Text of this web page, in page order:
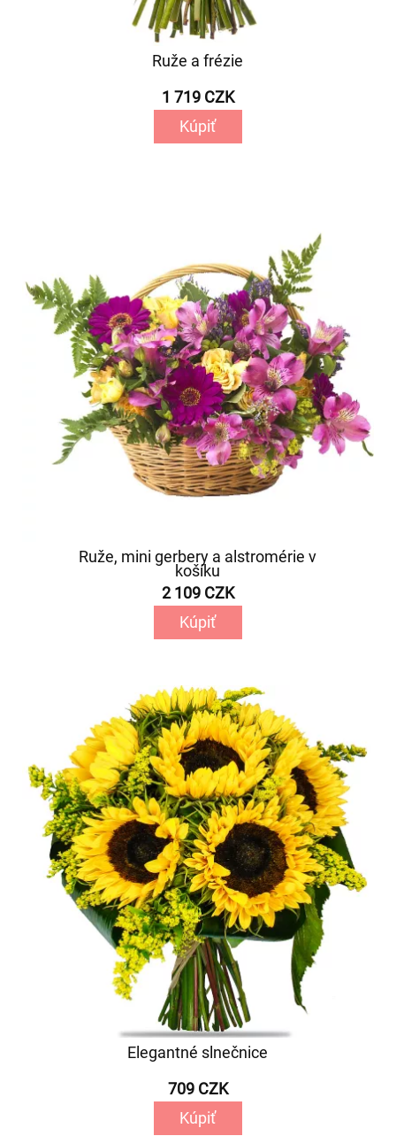
Ruže a frézie
1 719 CZK
Kúpiť
Ruže, mini gerbery a alstromérie v
košíku
2 109 CZK
Kúpiť
Elegantné slnečnice
709 CZK
Kúpiť